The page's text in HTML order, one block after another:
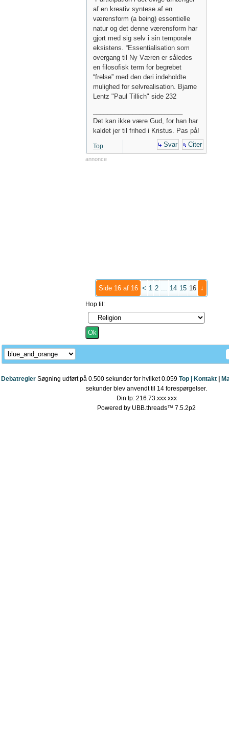
af en kreativ syntese af en
værensform (a being) essentielle
natur og det denne værensform har
gjort med sig selv i sin temporale
eksistens. “Essentialisation som
overgang til Ny Væren er således
en filosofisk term for begrebet
“frelse” med den deri indeholdte
mulighed for selvrealisation. Bjarne
Lentz "Paul Tillich" side 232
Det kan ikke være Gud, for han har
kaldet jer til frihed i Kristus. Pas på!
Top Svar Citer
annonce
Side 16 af 16 < 1 2 ... 14 15 16 ↓
Hop til:
Debatregler Top | Kontakt
Søgning udført på 0.500 sekunder for hvilket 0.059
sekunder blev anvendt til 14 forespørgelser.
Din Ip: 216.73.xxx.xxx
Powered by UBB.threads™ 7.5.2p2